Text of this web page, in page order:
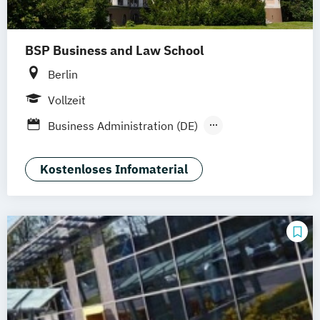
BSP Business and Law School
Berlin
Vollzeit
Business Administration (DE)
Kostenloses Infomaterial